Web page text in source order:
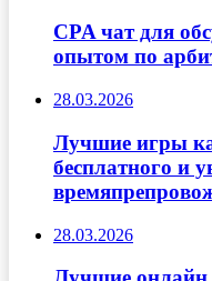
CPA чат для
опытом по
28.03.2026
Лучшие игры
бесплатного и
28.03.2026